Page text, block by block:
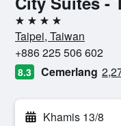
4 bintang
Taipei, Taiwan
+886 225 506 602
8.3 Cemerlang
Khamis 13/8